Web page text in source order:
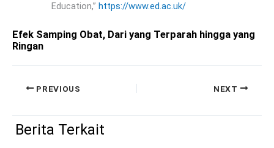
Education,” https://www.ed.ac.uk/
Efek Samping Obat, Dari yang Terparah hingga yang
Ringan
PREVIOUS NEXT
Berita Terkait